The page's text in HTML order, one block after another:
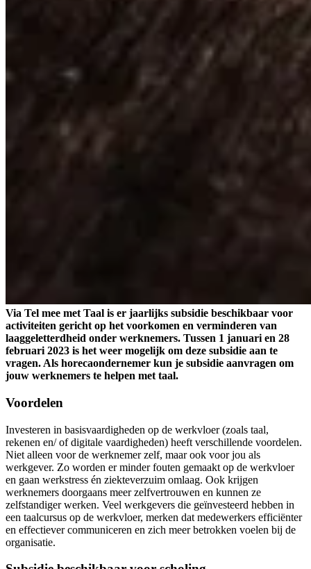
Via Tel mee met Taal is er jaarlijks subsidie beschikbaar voor
activiteiten gericht op het voorkomen en verminderen van
laaggeletterdheid onder werknemers. Tussen 1 januari en 28
februari 2023 is het weer mogelijk om deze subsidie aan te
vragen. Als horecaondernemer kun je subsidie aanvragen om
jouw werknemers te helpen met taal.
Voordelen
Investeren in basisvaardigheden op de werkvloer (zoals taal,
rekenen en/ of digitale vaardigheden) heeft verschillende voordelen.
Niet alleen voor de werknemer zelf, maar ook voor jou als
werkgever. Zo worden er minder fouten gemaakt op de werkvloer
en gaan werkstress én ziekteverzuim omlaag. Ook krijgen
werknemers doorgaans meer zelfvertrouwen en kunnen ze
zelfstandiger werken. Veel werkgevers die geïnvesteerd hebben in
een taalcursus op de werkvloer, merken dat medewerkers efficiënter
en effectiever communiceren en zich meer betrokken voelen bij de
organisatie.